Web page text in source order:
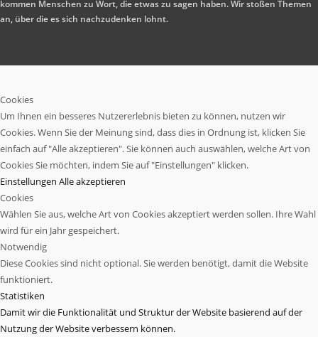
kommen Menschen zu Wort, die etwas zu sagen haben. Wir stoßen Themen
an, über die es sich nachzudenken lohnt.
Cookies
Um Ihnen ein besseres Nutzererlebnis bieten zu können, nutzen wir
Cookies. Wenn Sie der Meinung sind, dass dies in Ordnung ist, klicken Sie
einfach auf "Alle akzeptieren". Sie können auch auswählen, welche Art von
Cookies Sie möchten, indem Sie auf "Einstellungen" klicken.
Einstellungen Alle akzeptieren
Cookies
Wählen Sie aus, welche Art von Cookies akzeptiert werden sollen. Ihre Wahl
wird für ein Jahr gespeichert.
Notwendig
Diese Cookies sind nicht optional. Sie werden benötigt, damit die Website
funktioniert.
Statistiken
Damit wir die Funktionalität und Struktur der Website basierend auf der
Nutzung der Website verbessern können.